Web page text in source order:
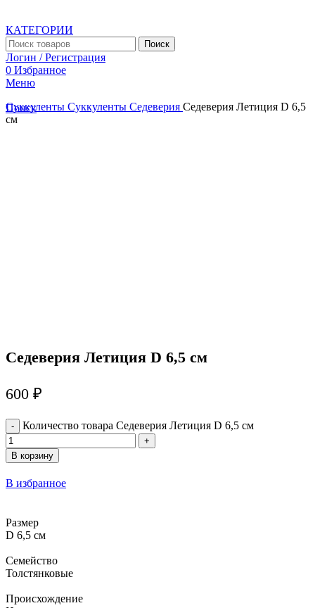
КАТЕГОРИИ
Поиск
Логин / Регистрация
0 Избранное
Меню
Поиск
Суккуленты Суккуленты Седеверия Седеверия Летиция D 6,5
см
Седеверия Летиция D 6,5 см
600 ₽
Количество товара Седеверия Летиция D 6,5 см
В корзину
В избранное
Размер
D 6,5 см
Семейство
Толстянковые
Происхождение